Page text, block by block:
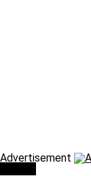
Advertisement